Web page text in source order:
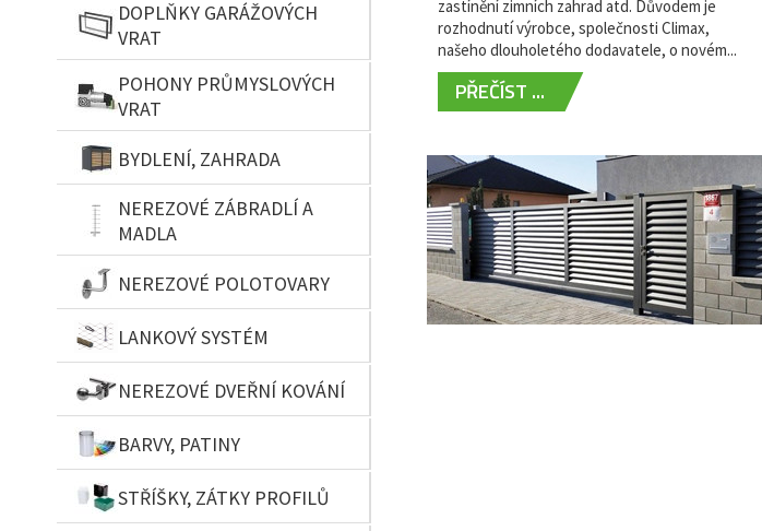
DOPLŇKY GARÁŽOVÝCH
VRAT
POHONY PRŮMYSLOVÝCH
VRAT
BYDLENÍ, ZAHRADA
NEREZOVÉ ZÁBRADLÍ A
MADLA
NEREZOVÉ POLOTOVARY
LANKOVÝ SYSTÉM
NEREZOVÉ DVEŘNÍ KOVÁNÍ
BARVY, PATINY
STŘÍŠKY, ZÁTKY PROFILŮ
zastínění zimních zahrad atd. Důvodem je
rozhodnutí výrobce, společnosti Climax,
našeho dlouholetého dodavatele, o novém...
PŘEČÍST ...